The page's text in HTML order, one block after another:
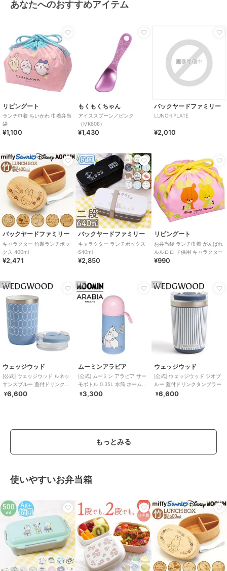
あなたへのおすすめアイテム
リビングート
ランチ巾着 ちいかわ 巾着弁当
袋
¥1,100
もくもくちゃん
アイススプーン／ピンク
（MK608）
¥1,430
バックヤードファミリー
LUNCH PLATE
¥2,010
バックヤードファミリー
キャラクター 竹製ランチボッ
クス 400ml
¥2,471
バックヤードファミリー
キャラクター ランチボックス
640ml
¥2,850
リビングート
お弁当袋 ランチ巾着 がんばれ
ルルロロ 子供用 キャラクター
¥990
PR
ウェッジウッド
[公式] ウェッジウッド ルネッ
サンスブルー 蓋付ドリンクタ
ンブラー
¥6,600
PR
ムーミンアラビア
[公式] ムーミン アラビア サー
モボトル 0.35L 水筒 ホームア
ットラスト
¥3,300
PR
ウェッジウッド
[公式] ウェッジウッド ジオブ
ルー 蓋付ドリンクタンブラー
¥6,600
もっとみる
使いやすいお弁当箱